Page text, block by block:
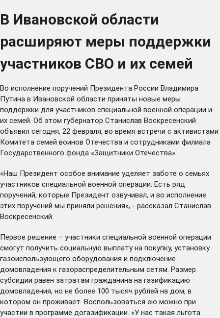
В Ивановской области
расширяют меры поддержки
участников СВО и их семей
Во исполнение поручений Президента России Владимира
Путина в Ивановской области приняты новые меры
поддержки для участников специальной военной операции и
их семей. Об этом губернатор Станислав Воскресенский
объявил сегодня, 22 февраля, во время встречи с активистами
Комитета семей воинов Отечества и сотрудниками филиала
Государственного фонда «Защитники Отечества».
«Наш Президент особое внимание уделяет заботе о семьях
участников специальной военной операции. Есть ряд
поручений, которые Президент озвучивал, и во исполнение
этих поручений мы приняли решения», - рассказал Станислав
Воскресенский.
Первое решение – участники специальной военной операции
смогут получить социальную выплату на покупку, установку
газоиспользующего оборудования и подключение
домовладения к газораспределительным сетям. Размер
субсидии равен затратам гражданина на газификацию
домовладения, но не более 100 тысяч рублей на дом, в
котором он проживает. Воспользоваться ею можно при
участии в программе догазификации. «У нас такая льгота